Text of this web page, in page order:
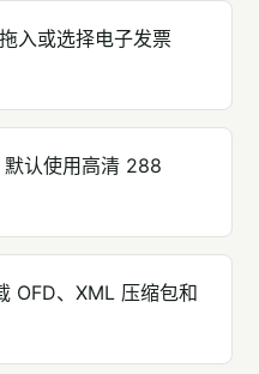
入或选择电子发票
认使用高清 288
OFD、XML 压缩包和